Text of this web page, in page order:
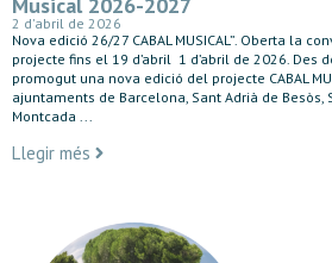
Musical 2026-2027
2 d'abril de 2026
Nova edició 26/27 CABAL MUSICAL”. Oberta la
projecte fins el 19 d’abril 1 d’abril de 2026. Des
promogut una nova edició del projecte CABAL
ajuntaments de Barcelona, Sant Adrià de Besòs,
Montcada ...
Llegir més